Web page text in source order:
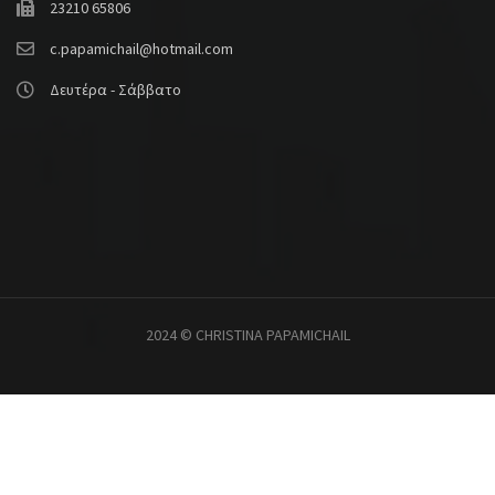
23210 65806
c.papamichail@hotmail.com
Δευτέρα - Σάββατο
2024 © CHRISTINA PAPAMICHAIL